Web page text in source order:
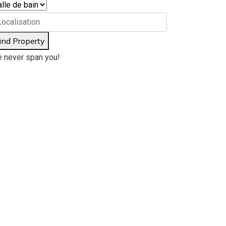
Property
never span you!